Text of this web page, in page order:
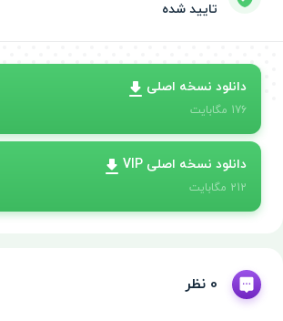
تایید شده
دانلود نسخه اصلی
176 مگابایت
دانلود نسخه اصلی VIP
212 مگابایت
0 نظر